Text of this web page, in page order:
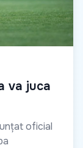
va juca
oficial